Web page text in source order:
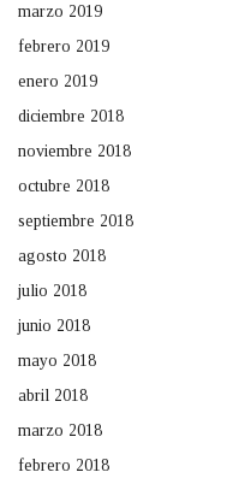
marzo 2019
febrero 2019
enero 2019
diciembre 2018
noviembre 2018
octubre 2018
septiembre 2018
agosto 2018
julio 2018
junio 2018
mayo 2018
abril 2018
marzo 2018
febrero 2018